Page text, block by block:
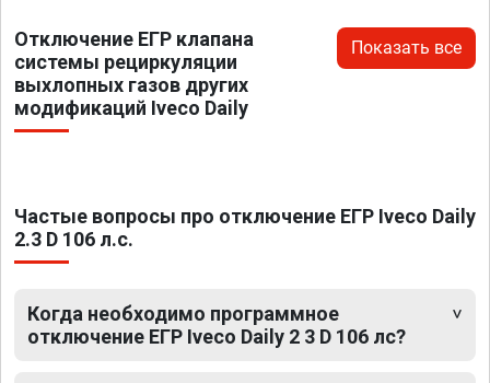
Отключение ЕГР клапана
системы рециркуляции
выхлопных газов других
модификаций Iveco Daily
Показать все
Частые вопросы про отключение ЕГР Iveco Daily
2.3 D 106 л.с.
Когда необходимо программное
отключение ЕГР Iveco Daily 2 3 D 106 лс?